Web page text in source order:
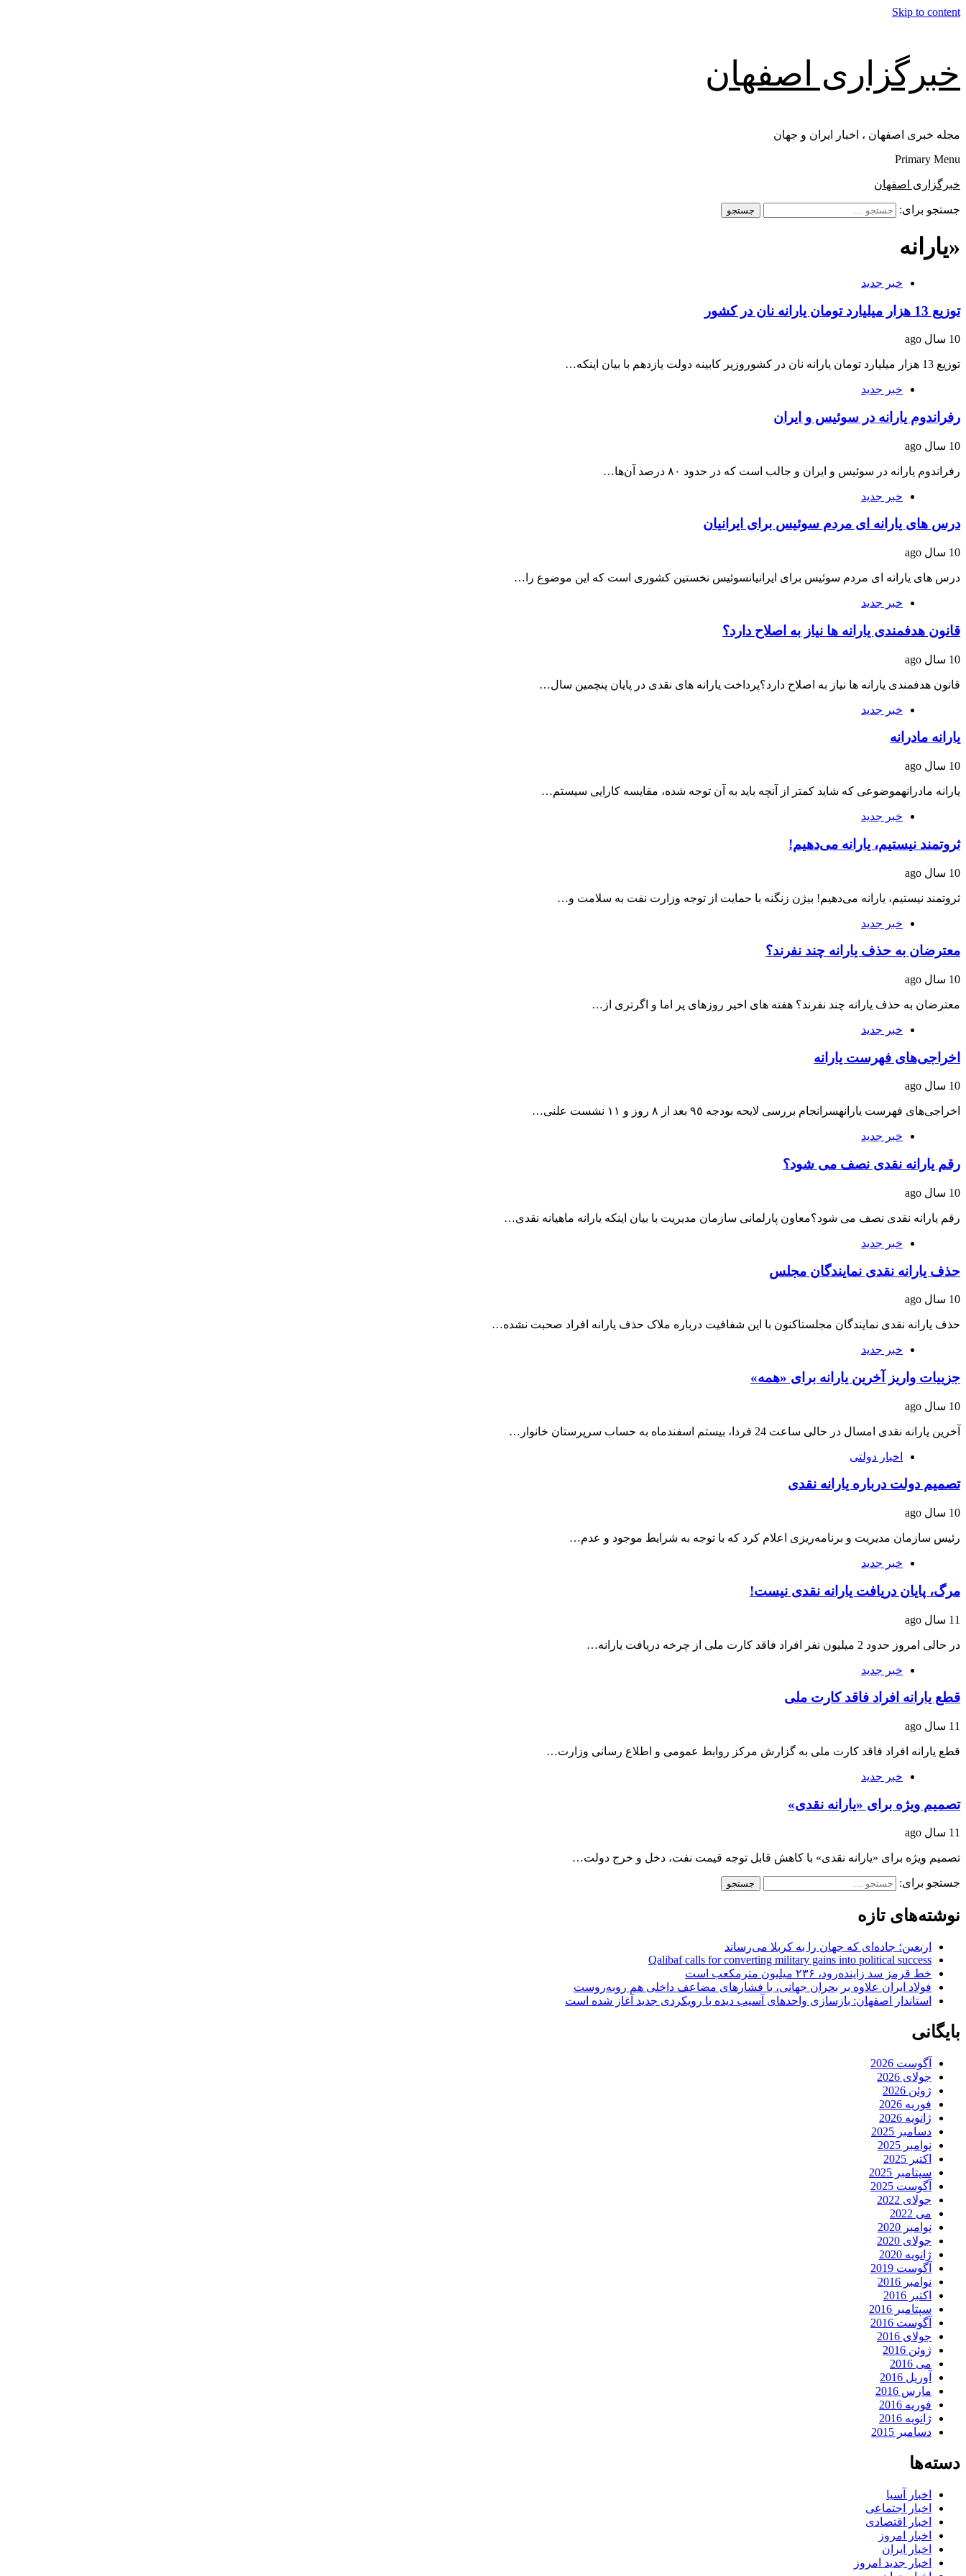
Skip to content
خبرگزاری اصفهان
مجله خبری اصفهان ، اخبار ایران و جهان
Primary Menu
خبرگزاری اصفهان
جستجو برای:
«یارانه
خبر جدید
توزیع 13 هزار میلیارد تومان یارانه نان در کشور
10 سال ago
توزیع 13 هزار میلیارد تومان یارانه نان در کشوروزیر کابینه دولت یازدهم با بیان اینکه…
خبر جدید
رفراندوم یارانه در سوئیس و ایران
10 سال ago
رفراندوم یارانه در سوئیس و ایران و جالب است که در حدود ۸۰ درصد آن‌ها…
خبر جدید
درس های یارانه ای مردم سوئیس برای ایرانیان
10 سال ago
درس های یارانه ای مردم سوئیس برای ایرانیانسوئیس نخستین کشوری است که این موضوع را…
خبر جدید
قانون هدفمندی یارانه ها نیاز به اصلاح دارد؟
10 سال ago
قانون هدفمندی یارانه ها نیاز به اصلاح دارد؟پرداخت یارانه های نقدی در پایان پنچمین سال…
خبر جدید
یارانه مادرانه
10 سال ago
یارانه مادرانهموضوعی که شاید کمتر از آنچه باید به آن توجه شده، مقایسه کارایی سیستم…
خبر جدید
ثروتمند نیستیم، یارانه می‌دهیم!
10 سال ago
ثروتمند نیستیم، یارانه می‌دهیم! بیژن زنگنه با حمایت از توجه وزارت نفت به سلامت و…
خبر جدید
معترضان به حذف یارانه چند نفرند؟
10 سال ago
معترضان به حذف یارانه چند نفرند؟ هفته های اخیر روزهای پر اما و اگرتری از…
خبر جدید
اخراجی‌های فهرست یارانه
10 سال ago
اخراجی‌های فهرست یارانهسرانجام بررسی لایحه بودجه ٩٥ بعد از ٨ روز و ١١ نشست علنی…
خبر جدید
رقم یارانه نقدی نصف می شود؟
10 سال ago
رقم یارانه نقدی نصف می شود؟معاون پارلمانی سازمان مدیریت با بیان اینکه یارانه ماهیانه نقدی…
خبر جدید
حذف یارانه نقدی نمایندگان مجلس
10 سال ago
حذف یارانه نقدی نمایندگان مجلستاکنون با این شفافیت درباره ملاک حذف یارانه افراد صحبت نشده…
خبر جدید
جزییات واریز آخرین یارانه برای «همه»
10 سال ago
آخرین یارانه نقدی امسال در حالی ساعت 24 فردا، بیستم اسفند‌ماه به حساب سرپرستان خانوار…
اخبار دولتی
تصمیم دولت درباره یارانه نقدی
10 سال ago
رئیس سازمان مدیریت و برنامه‌ریزی اعلام کرد که با توجه به شرایط موجود و عدم…
خبر جدید
مرگ، پایان دریافت یارانه نقدی نیست!
11 سال ago
در حالی امروز حدود 2 میلیون نفر افراد فاقد کارت ملی از چرخه دریافت یارانه…
خبر جدید
قطع یارانه افراد فاقد کارت ملی
11 سال ago
قطع یارانه افراد فاقد کارت ملی به گزارش مرکز روابط عمومی و اطلاع رسانی وزارت…
خبر جدید
تصمیم ویژه برای «یارانه نقدی»
11 سال ago
تصمیم ویژه برای «یارانه نقدی» با کاهش قابل توجه قیمت نفت، دخل و خرج دولت…
جستجو برای:
نوشته‌های تازه
اربعین؛ جاده‌ای که جهان را به کربلا می‌رساند
Qalibaf calls for converting military gains into political success
خط قرمز سد زاینده‌رود، ۲۳۶ میلیون مترمکعب است
فولاد ایران علاوه بر بحران جهانی، با فشارهای مضاعف داخلی هم روبه‌روست
استاندار اصفهان: بازسازی واحدهای آسیب دیده با رویکردی جدید آغاز شده است
بایگانی
آگوست 2026
جولای 2026
ژوئن 2026
فوریه 2026
ژانویه 2026
دسامبر 2025
نوامبر 2025
اکتبر 2025
سپتامبر 2025
آگوست 2025
جولای 2022
می 2022
نوامبر 2020
جولای 2020
ژانویه 2020
آگوست 2019
نوامبر 2016
اکتبر 2016
سپتامبر 2016
آگوست 2016
جولای 2016
ژوئن 2016
می 2016
آوریل 2016
مارس 2016
فوریه 2016
ژانویه 2016
دسامبر 2015
دسته‌ها
اخبار آسیا
اخبار اجتماعی
اخبار اقتصادی
اخبار امروز
اخبار ایران
اخبار جدید امروز